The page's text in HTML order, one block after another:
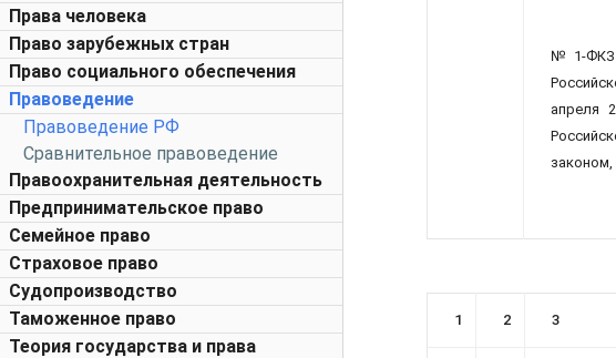
Права человека
Право зарубежных стран
Право социального обеспечения
Правоведение
Правоведение РФ
Сравнительное правоведение
Правоохранительная деятельность
Предпринимательское право
Семейное право
Страховое право
Судопроизводство
Таможенное право
Теория государства и права
№ 1-ФКЗ
апреля
1 2 3